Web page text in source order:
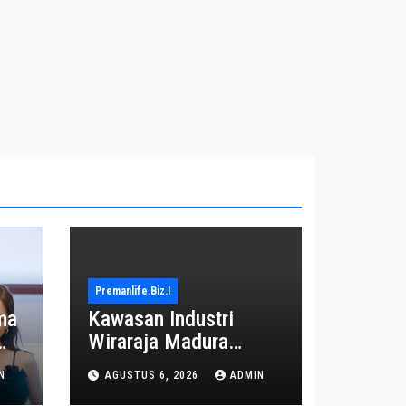
Premanlife.biz.i
Kawasan Industri
Wiraraja Madura
Diproyeksi Jadi Pusat
Ekonomi Baru
AGUSTUS 6, 2026 ADMIN